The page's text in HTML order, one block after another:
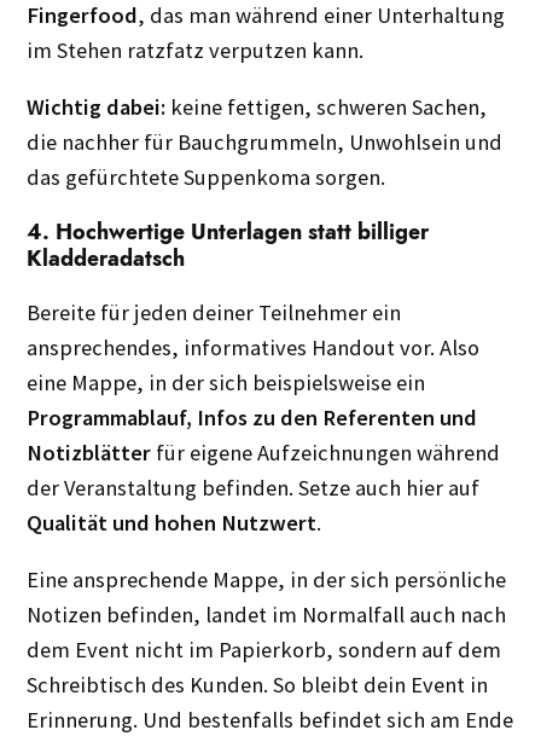
Fingerfood, das man während einer Unterhaltung
im Stehen ratzfatz verputzen kann.
Wichtig dabei: keine fettigen, schweren Sachen,
die nachher für Bauchgrummeln, Unwohlsein und
das gefürchtete Suppenkoma sorgen.
4. Hochwertige Unterlagen statt billiger
Kladderadatsch
Bereite für jeden deiner Teilnehmer ein
ansprechendes, informatives Handout vor. Also
eine Mappe, in der sich beispielsweise ein
Programmablauf, Infos zu den Referenten und
Notizblätter für eigene Aufzeichnungen während
der Veranstaltung befinden. Setze auch hier auf
Qualität und hohen Nutzwert.
Eine ansprechende Mappe, in der sich persönliche
Notizen befinden, landet im Normalfall auch nach
dem Event nicht im Papierkorb, sondern auf dem
Schreibtisch des Kunden. So bleibt dein Event in
Erinnerung. Und bestenfalls befindet sich am Ende